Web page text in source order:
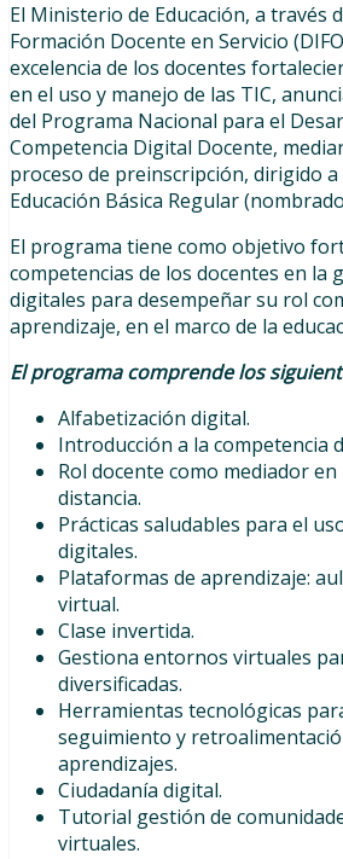
El Ministerio de Educación, a través
Formación Docente en Servicio
excelencia de los docentes
en el uso y manejo de las TIC,
del Programa Nacional para el
Competencia Digital Docente,
proceso de preinscripción, dirigido a
Educación Básica Regular
El programa tiene como objetivo
competencias de los docentes en la
digitales para desempeñar su rol
aprendizaje, en el marco de la
El programa comprende los
Alfabetización digital.
Introducción a la competencia
Rol docente como mediador en
distancia.
Prácticas saludables para el
digitales.
Plataformas de aprendizaje:
virtual.
Clase invertida.
Gestiona entornos virtuales
diversificadas.
Herramientas tecnológicas
seguimiento y
aprendizajes.
Ciudadanía digital.
Tutorial gestión de
virtuales.